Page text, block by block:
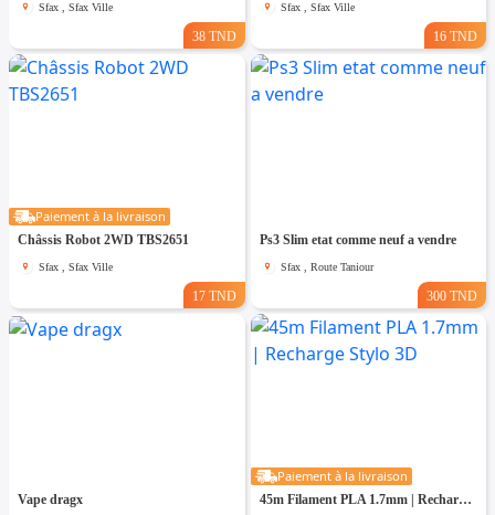
Sfax , Sfax Ville
38 TND
Sfax , Sfax Ville
16 TND
Paiement à la livraison
Châssis Robot 2WD TBS2651
Sfax , Sfax Ville
17 TND
Ps3 Slim etat comme neuf a vendre
Sfax , Route Taniour
300 TND
Vape dragx
Paiement à la livraison
45m Filament PLA 1.7mm | Recharge Stylo 3D